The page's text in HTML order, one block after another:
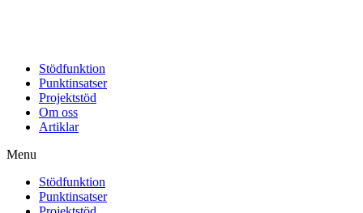
Stödfunktion
Punktinsatser
Projektstöd
Om oss
Artiklar
Menu
Stödfunktion
Punktinsatser